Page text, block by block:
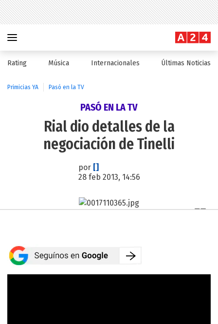
Rating Música Internacionales Últimas Noticias
Primicias YA Pasó en la TV
PASÓ EN LA TV
Rial dio detalles de la
negociación de Tinelli
por []
28 feb 2013, 14:56